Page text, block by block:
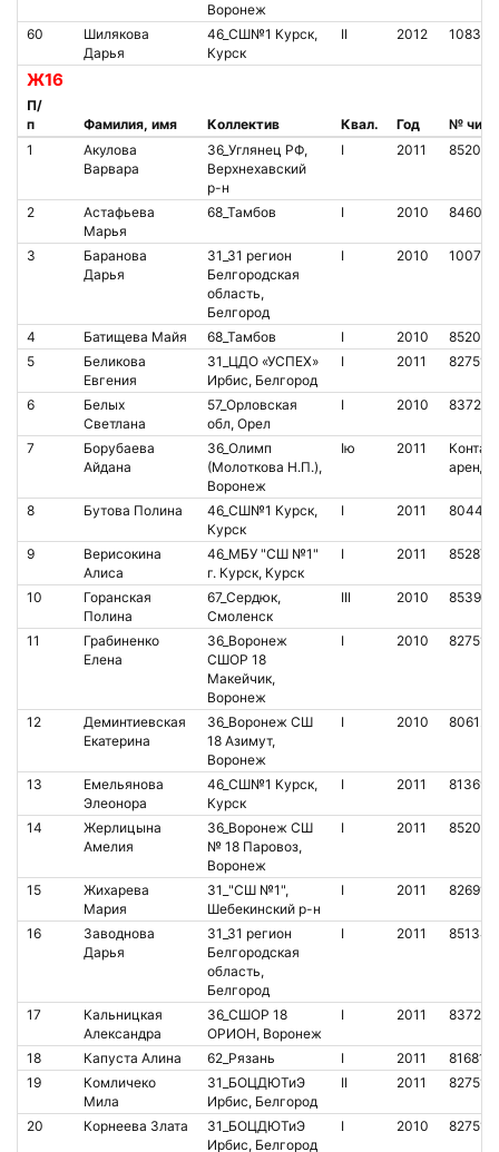
Воронеж
60
Шилякова
Дарья
46_СШ№1 Курск,
Курск
II 2012
Ж16
П/
п
Фамилия, имя Коллектив Квал. Год
№ чипа
1
Акулова
Варвара
36_Углянец РФ,
Верхнехавский
р-н
I 2011
2
Астафьева
Марья
68_Тамбов I 2010
3
Баранова
Дарья
31_31 регион
Белгородская
область,
Белгород
I 2010
4 Батищева Майя 68_Тамбов I 2010
5
Беликова
Евгения
31_ЦДО «УСПЕХ»
Ирбис, Белгород
I 2011
6
Белых
Светлана
57_Орловская
обл, Орел
I 2010
7
Борубаева
Айдана
36_Олимп
(Молоткова Н.П.),
Воронеж
Iю 2011
аренда
8 Бутова Полина
46_СШ№1 Курск,
Курск
I 2011
9
Верисокина
Алиса
46_МБУ "СШ №1"
г. Курск, Курск
I 2011
10
Горанская
Полина
67_Сердюк,
Смоленск
III 2010
11
Грабиненко
Елена
36_Воронеж
СШОР 18
Макейчик,
Воронеж
I 2010
12
Деминтиевская
Екатерина
36_Воронеж СШ
18 Азимут,
Воронеж
I 2010
13
Емельянова
Элеонора
46_СШ№1 Курск,
Курск
I 2011
14
Жерлицына
Амелия
36_Воронеж СШ
№ 18 Паровоз,
Воронеж
I 2011
15
Жихарева
Мария
31_"СШ №1",
Шебекинский р-н
I 2011
16
Заводнова
Дарья
31_31 регион
Белгородская
область,
Белгород
I 2011
17
Кальницкая
Александра
36_СШОР 18
ОРИОН, Воронеж
I 2011
18 Капуста Алина 62_Рязань I 2011
19
Комличеко
Мила
31_БОЦДЮТиЭ
Ирбис, Белгород
II 2011
20 Корнеева Злата
31_БОЦДЮТиЭ
Ирбис, Белгород
I 2010